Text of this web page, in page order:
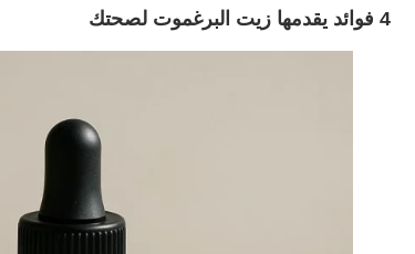
4 فوائد يقدمها زيت البرغموت لصحتك